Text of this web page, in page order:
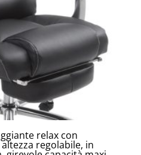
relax con
regolabile, in